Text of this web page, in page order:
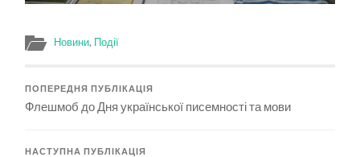
Новини, Події
ПОПЕРЕДНЯ ПУБЛІКАЦІЯ
Флешмоб до Дня української писемності та мови
НАСТУПНА ПУБЛІКАЦІЯ